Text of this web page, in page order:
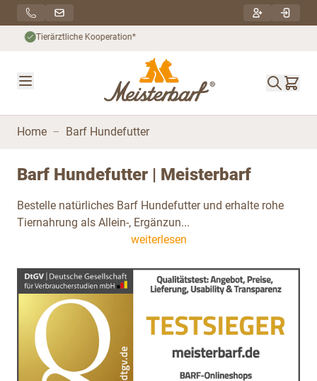
Direkt zum Inhalt
Nachhaltiger Versand***
Home – Barf Hundefutter
Barf Hundefutter | Meisterbarf
Bestelle natürliches Barf Hundefutter und erhalte rohe
Tiernahrung als Allein-, Ergänzun...
weiterlesen